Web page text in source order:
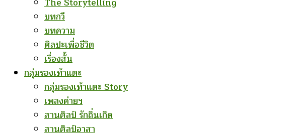
The Storytelling
บทกวี
บทความ
ศิลปะเพื่อชีวิต
เรื่องสั้น
กลุ่มรองเท้าแตะ
กลุ่มรองเท้าแตะ Story
เพลงค่ายฯ
สานศิลป์ รักถิ่นเกิด
สานศิลป์อาสา